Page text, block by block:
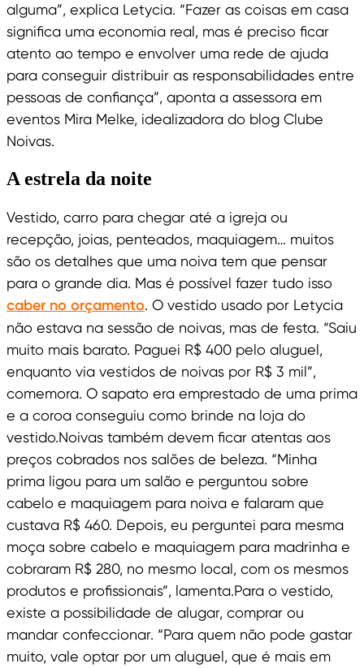
alguma”, explica Letycia. “Fazer as coisas em casa
significa uma economia real, mas é preciso ficar
atento ao tempo e envolver uma rede de ajuda
para conseguir distribuir as responsabilidades entre
pessoas de confiança”, aponta a assessora em
eventos Mira Melke, idealizadora do blog Clube
Noivas.
A estrela da noite
Vestido, carro para chegar até a igreja ou
recepção, joias, penteados, maquiagem… muitos
são os detalhes que uma noiva tem que pensar
para o grande dia. Mas é possível fazer tudo isso
caber no orçamento. O vestido usado por Letycia
não estava na sessão de noivas, mas de festa. “Saiu
muito mais barato. Paguei R$ 400 pelo aluguel,
enquanto via vestidos de noivas por R$ 3 mil”,
comemora. O sapato era emprestado de uma prima
e a coroa conseguiu como brinde na loja do
vestido.Noivas também devem ficar atentas aos
preços cobrados nos salões de beleza. “Minha
prima ligou para um salão e perguntou sobre
cabelo e maquiagem para noiva e falaram que
custava R$ 460. Depois, eu perguntei para mesma
moça sobre cabelo e maquiagem para madrinha e
cobraram R$ 280, no mesmo local, com os mesmos
produtos e profissionais”, lamenta.Para o vestido,
existe a possibilidade de alugar, comprar ou
mandar confeccionar. “Para quem não pode gastar
muito, vale optar por um aluguel, que é mais em